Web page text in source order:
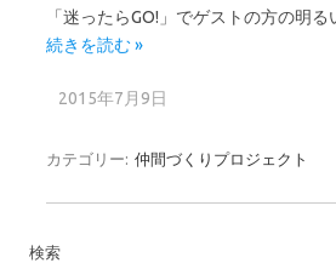
「迷ったらGO!」でゲストの方の明
続きを読む »
2015年7月9日
カテゴリー: 仲間づくりプロジェクト
検索